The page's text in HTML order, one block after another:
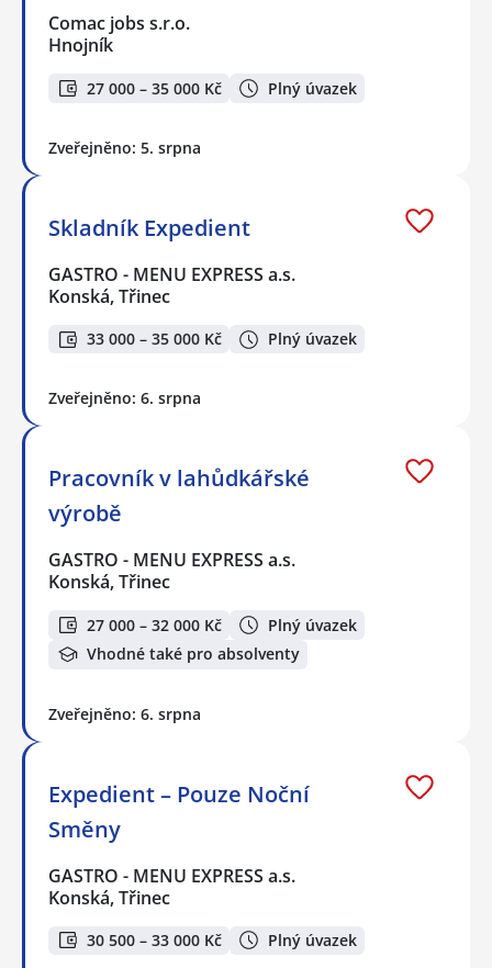
Comac jobs s.r.o.
Hnojník
27 000 – 35 000 Kč Plný úvazek
Zveřejněno: 5. srpna
Skladník Expedient
GASTRO - MENU EXPRESS a.s.
Konská, Třinec
33 000 – 35 000 Kč Plný úvazek
Zveřejněno: 6. srpna
Pracovník v lahůdkářské
výrobě
GASTRO - MENU EXPRESS a.s.
Konská, Třinec
27 000 – 32 000 Kč
Plný úvazek
Vhodné také pro absolventy
Zveřejněno: 6. srpna
Expedient – Pouze Noční
Směny
GASTRO - MENU EXPRESS a.s.
Konská, Třinec
30 500 – 33 000 Kč Plný úvazek